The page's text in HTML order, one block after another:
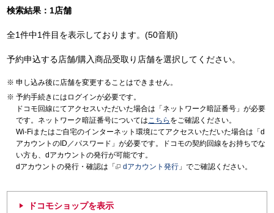
検索結果：1店舗
全1件中1件目を表示しております。(50音順)
予約申込する店舗/購入商品受取り店舗を選択してください。
申し込み後に店舗を変更することはできません。
予約手続きにはログインが必要です。
ドコモ回線にてアクセスいただいた場合は「ネットワーク暗証番号」が必要
です。ネットワーク暗証番号についてはこちら をご確認ください。
Wi-Fiまたはご自宅のインターネット環境にてアクセスいただいた場合は「d
アカウントのID／パスワード」が必要です。ドコモの契約回線をお持ちでな
い方も、dアカウントの発行が可能です。
dアカウントの発行・確認は「
dアカウント発行 」でご確認ください。
ドコモショップを表示